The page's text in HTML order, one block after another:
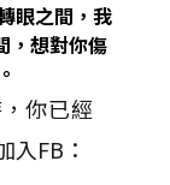
眼之間，我
，想對你傷
你已經
入FB：